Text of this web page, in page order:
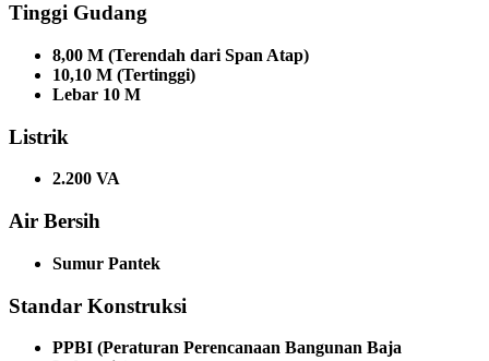
Tinggi Gudang
8,00 M (Terendah dari Span Atap)
10,10 M (Tertinggi)
Lebar 10 M
Listrik
2.200 VA
Air Bersih
Sumur Pantek
Standar Konstruksi
PPBI (Peraturan Perencanaan Bangunan Baja